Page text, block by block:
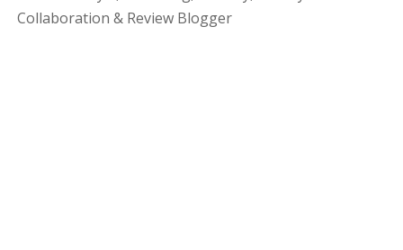
Collaboration & Review Blogger